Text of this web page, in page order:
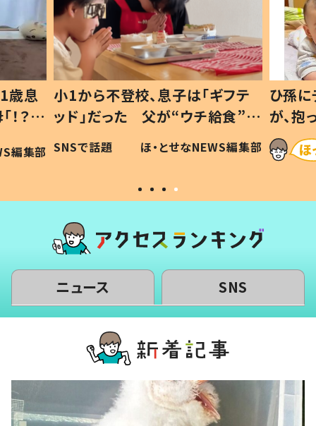
歳息
？」
編集部
小1から不登校、息子は「ギフテ
ッド」だった 父が“ウチ給食”を
作り続ける理由とは #令和の親
#令和の子
SNSで話題 ほ・とせなNEWS編集部
ひ孫
が、
「涙が
い」
ニュース SNS